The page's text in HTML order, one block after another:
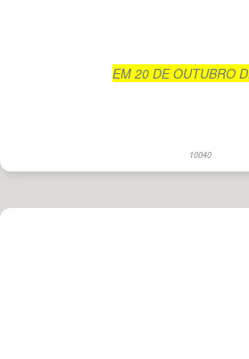
EM 20 DE OUTUBRO
10040